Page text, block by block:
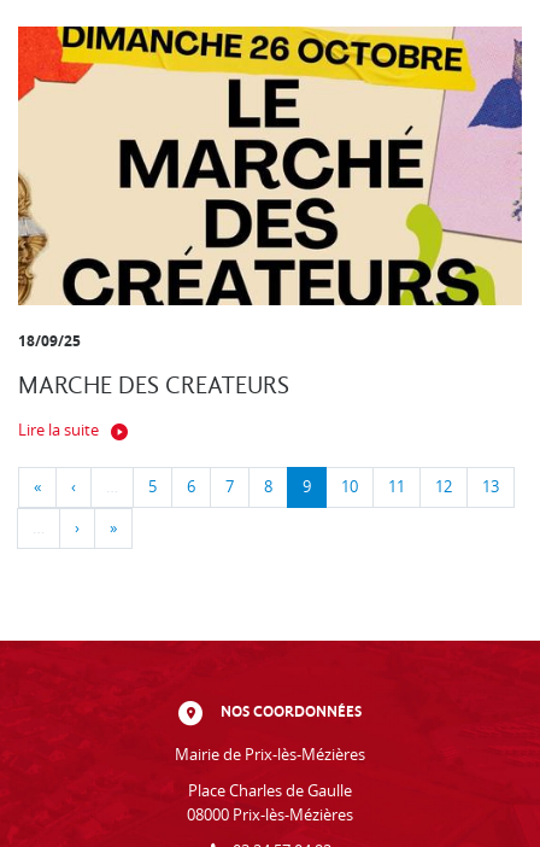
18/09/25
MARCHE DES CREATEURS
Lire la suite
« ‹ … 5 6 7 8 9 10 11 12 13
… › »
NOS COORDONNÉES
Mairie de Prix-lès-Mézières
Place Charles de Gaulle
08000 Prix-lès-Mézières